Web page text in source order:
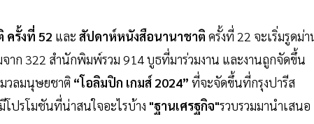
ครั้งที่ 52 และ สัปดาห์หนังสือนานาชาติ ครั้งที่ 22 จะเริ่มรูดม่
าก 322 สำนักพิมพ์รวม 914 บูธที่มาร่วมงาน และงานถูกจัดขึ้น
วลมนุษยชาติ “โอลิมปิก เกมส์ 2024” ที่จะจัดขึ้นที่กรุงปารีส
ปรโมชันที่น่าสนใจอะไรบ้าง "ฐานเศรฐกิจ"รวบรวมมานำเสนอ